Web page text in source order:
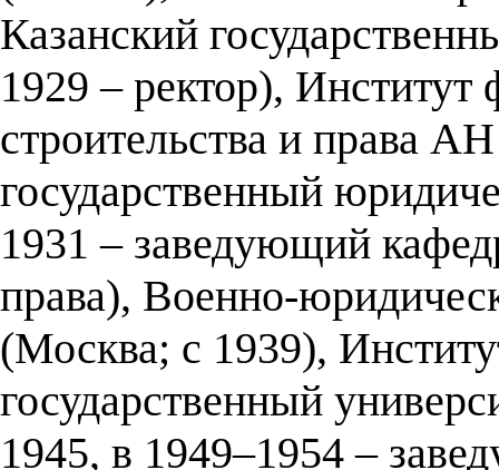
Казанский
1929 – ректор), Институт
строительства и права
государственный
1931 – заведующий
права), Военно-
(Москва; с 1939),
государственный
1945, в 1949–1954 –